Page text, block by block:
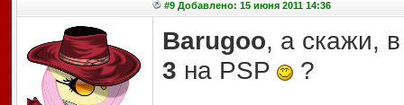
#9 Добавлено: 15 июня 2011 14:36
Barugoo, а скажи,
3 на PSP ?